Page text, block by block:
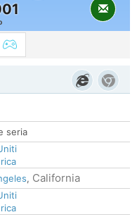
seria
, California